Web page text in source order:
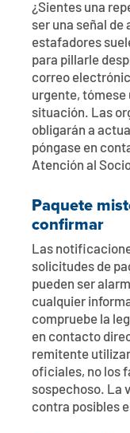
¿Sientes una
ser una señal
estafadores
para pillarle
correo
urgente, tómese
situación. Las
obligarán a
póngase en
Atención al
Paquete
confirmar
Las
solicitudes de
pueden ser
cualquier
compruebe la
en contacto
remitente
oficiales, no los
sospechoso. La
contra posibles